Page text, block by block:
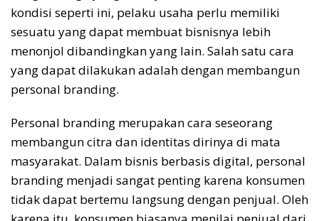
kondisi seperti ini, pelaku usaha perlu memiliki
sesuatu yang dapat membuat bisnisnya lebih
menonjol dibandingkan yang lain. Salah satu cara
yang dapat dilakukan adalah dengan membangun
personal branding.
Personal branding merupakan cara seseorang
membangun citra dan identitas dirinya di mata
masyarakat. Dalam bisnis berbasis digital, personal
branding menjadi sangat penting karena konsumen
tidak dapat bertemu langsung dengan penjual. Oleh